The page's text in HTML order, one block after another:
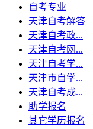
自考专业
天津自考解答
天津自考政...
天津自考网...
天津自考学...
天津市自学...
天津自考成...
助学报名
其它学历报名